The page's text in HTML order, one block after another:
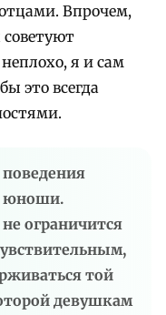
Впрочем,
я и сам
это всегда
юноши.
ограничится
той
девушкам